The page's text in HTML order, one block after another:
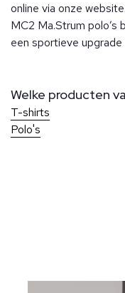
online via onze
MC2 Ma.Strum
een sportieve
Welke producten
T-shirts
Polo's
ontspannen
uitgaat. Onze winkels,